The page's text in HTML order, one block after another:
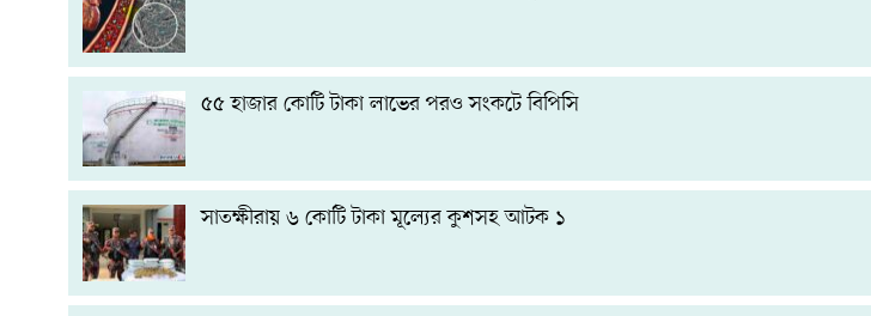
৫৫ হাজার কোটি টাকা লাভের পরও সংকটে বিপিসি
সাতক্ষীরায় ৬ কোটি টাকা মূল্যের কুশসহ আটক ১